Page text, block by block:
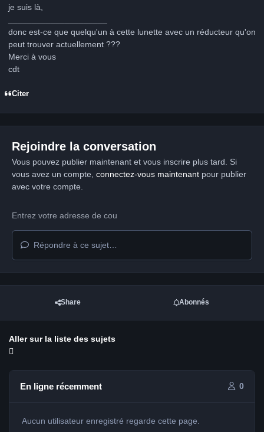
je suis là,
donc est-ce que quelqu'un à cette lunette avec un réducteur qu'on
peut trouver actuellement ???
Merci à vous
cdt
Citer
Rejoindre la conversation
Vous pouvez publier maintenant et vous inscrire plus tard. Si
vous avez un compte, connectez-vous maintenantpour publier
avec votre compte.
Répondre à ce sujet…
Share Abonnés
Aller sur la liste des sujets
En ligne récemment 0
Aucun utilisateur enregistré regarde cette page.